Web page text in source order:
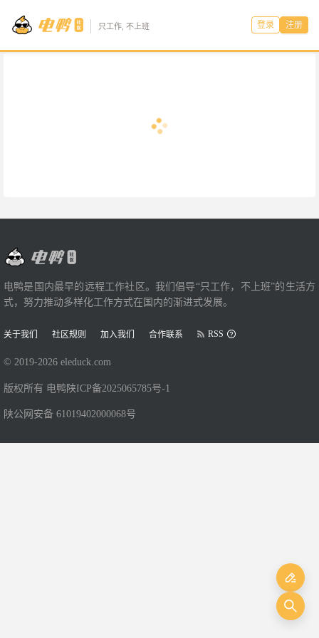
只工作, 不上班 登录 注册
电鸭是国内最早的远程工作社区。我们倡导“只工作，不上班”的生活方
式，努力推动多样化工作方式在国内的渐进式发展。
关于我们 社区规则 加入我们 合作联系 RSS
© 2019-2026 eleduck.com
版权所有 电鸭 陕ICP备2025065785号-1
陕公网安备 61019402000068号